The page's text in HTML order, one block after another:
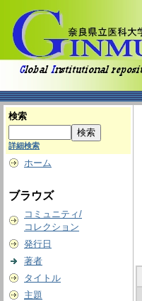
検索
詳細検索
ホーム
ブラウズ
コミュニティ/
コレクション
発行日
著者
タイトル
主題